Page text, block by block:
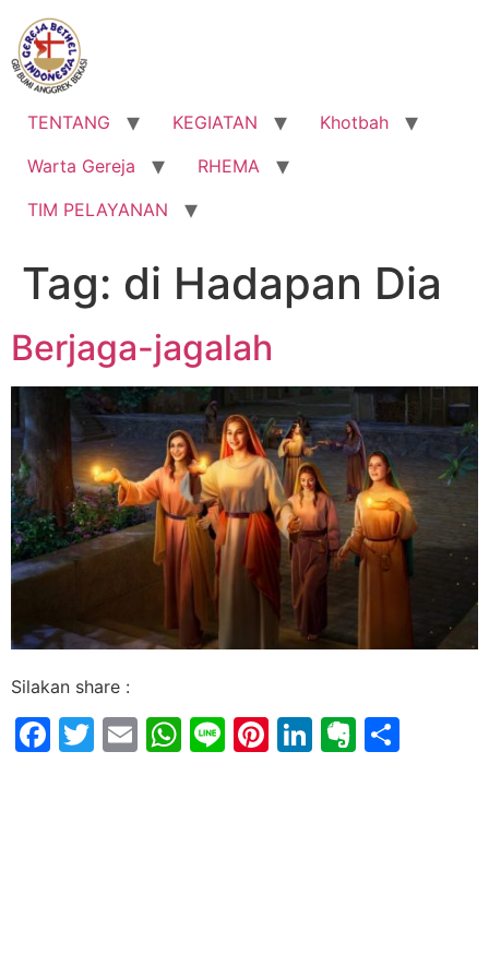
Lewati
konten
TENTANG KEGIATAN
Khotbah
Warta Gereja
RHEMA
TIM PELAYANAN
Tag: di Hadapan Dia
Berjaga-jagalah
Silakan share :
Facebook
Twitter
EmailWhatsApp
LinePinterest
LinkedIn